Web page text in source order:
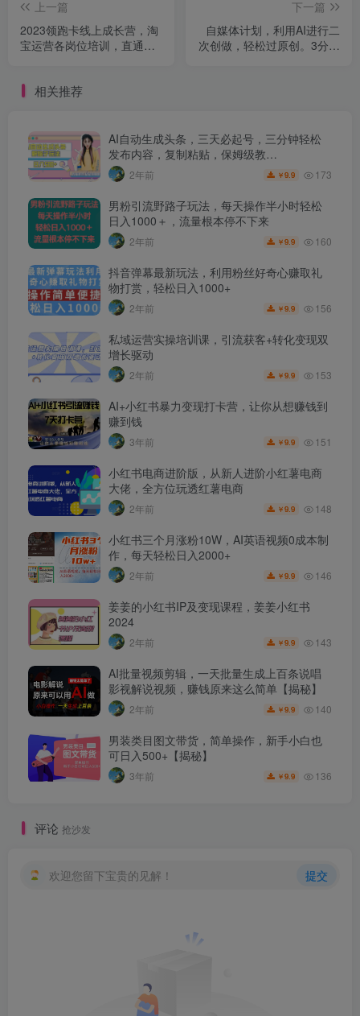
上一篇
2023领跑卡线上成长营，淘
宝运营各岗位培训，直通
下一篇
自媒体计划，利用AI进行二
次创做，轻松过原创。3分钟
相关推荐
AI自动生成头条，三天必起号，三分钟轻松
发布内容，复制粘贴，保姆级教…
2年前 ￥9.9 173
男粉引流野路子玩法，每天操作半小时轻松
日入1000＋，流量根本停不下来
2年前 ￥9.9 160
抖音弹幕最新玩法，利用粉丝好奇心赚取礼
物打赏，轻松日入1000+
2年前 ￥9.9 156
私域运营实操培训课，引流获客+转化变现双
增长驱动
2年前 ￥9.9 153
AI+小红书暴力变现打卡营，让你从想赚钱到
赚到钱
3年前 ￥9.9 151
小红书电商进阶版，从新人进阶小红薯电商
大佬，全方位玩透红薯电商
2年前 ￥9.9 148
小红书三个月涨粉10W，AI英语视频0成本制
作，每天轻松日入2000+
2年前 ￥9.9 146
姜姜的小红书IP及变现课程，姜姜小红书
2024
2年前 ￥9.9 143
AI批量视频剪辑，一天批量生成上百条说唱
影视解说视频，赚钱原来这么简单【揭秘】
2年前 ￥9.9 140
男装类目图文带货，简单操作，新手小白也
可日入500+【揭秘】
3年前 ￥9.9 136
评论 抢沙发
欢迎您留下宝贵的见解！ 提交